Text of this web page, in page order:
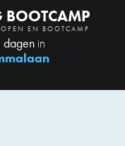
EN BOOTCAMP
dagen in